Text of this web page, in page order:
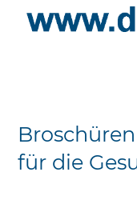
Broschüren
für die